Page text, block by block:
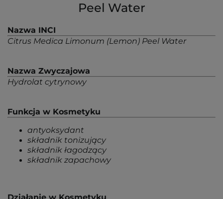
Peel Water
Nazwa INCI
Citrus Medica Limonum (Lemon) Peel Water
Nazwa Zwyczajowa
Hydrolat cytrynowy
Funkcja w Kosmetyku
antyoksydant
składnik tonizujący
składnik łagodzący
składnik zapachowy